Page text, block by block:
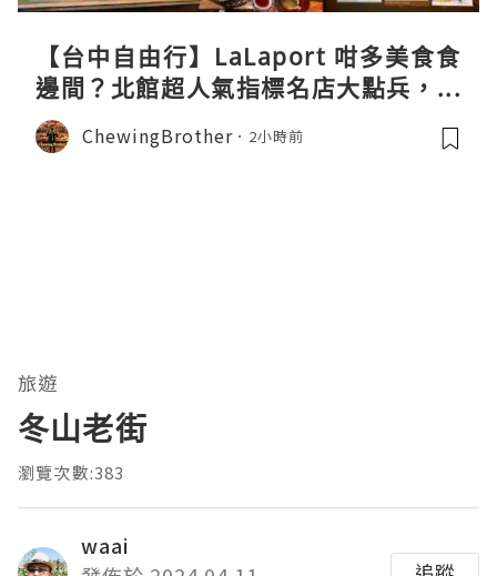
【台中自由行】LaLaport 咁多美食食
邊間？北館超人氣指標名店大點兵，深
度實測日本直送「北丸」職人料理與南
館 LOPIA 超市神級熟食區！
ChewingBrother 2小時前
旅遊
冬山老街
瀏覽次數:383
waai